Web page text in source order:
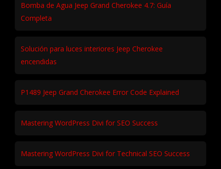
Bomba de Agua Jeep Grand Cherokee 4.7: Guía
Completa
Solución para luces interiores Jeep Cherokee
encendidas
P1489 Jeep Grand Cherokee Error Code Explained
Mastering WordPress Divi for SEO Success
Mastering WordPress Divi for Technical SEO Success